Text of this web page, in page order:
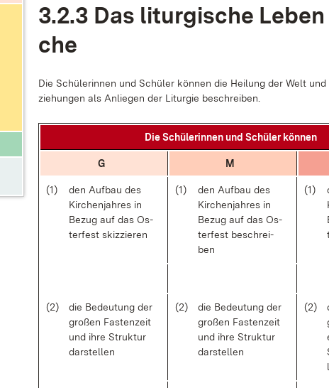
3.2.3 Das lit­ur­gi­sche
che
Die Schü­le­rin­nen und Schü­ler kön­nen die Hei­lung der Welt
zie­hun­gen als An­lie­gen der Lit­ur­gie be­schrei­ben.
Die Schü­le­rin­nen und Schü­ler kön­nen
G M
(1)
den Auf­bau des
Kir­chen­jah­res in
Be­zug auf das Os­
ter­fest skiz­zie­ren
(1)
den Auf­bau des
Kir­chen­jah­res in
Be­zug auf das Os­
ter­fest be­schrei­
ben
(1)
(2)
die Be­deu­tung der
gro­ßen Fas­ten­zeit
und ih­re Struk­tur
dar­stel­len
(2)
die Be­deu­tung der
gro­ßen Fas­ten­zeit
und ih­re Struk­tur
dar­stel­len
(2)